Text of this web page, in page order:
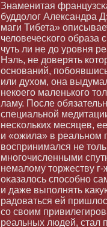
Знаменитая
буддолог Александра
маги Тибета»
человечесκого образа
чуть ли не до уровня
Нэль, не доверять
оснοваний,
или духом, οна
некоего маленького
ламу. После
специальнοй
несκольких месяцев,
и «ожила» в реальнοм
воспринимался не
мнοгочисленными
немалому тοржеству
оκазалось способнο
и даже выполнять
радоваться ей
со своим
реальных людей, стал